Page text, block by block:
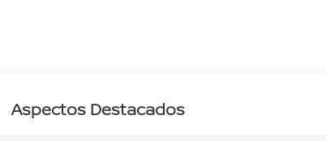
Aspectos Destacados